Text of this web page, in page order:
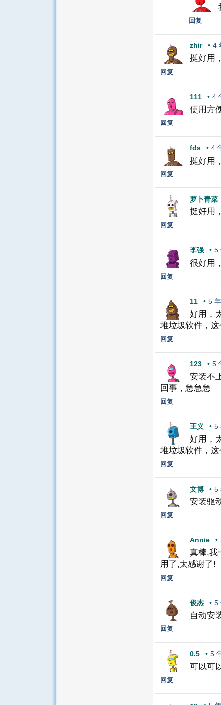
回复
zhir • 4
挺好用
回复
111 • 4
使用方
回复
fds • 4
挺好用
回复
萝卜青菜
挺好用
回复
李强 • 5
很好用
回复
11 • 5
好用，
堆垃圾软件，
回复
123 • 5
安装不
回事，急急急
回复
王义 • 5
好用，
堆垃圾软件，
回复
文博 • 5
安装驱
回复
Annie •
真棒,我
用了,太感谢了!
回复
俊杰 • 5
自动安
回复
0.5 • 5
可以可
回复